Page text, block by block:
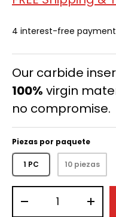
4 interest-free
Our carbide
100% virgin
no compromise.
Piezas por paquete
1 PC 10 piezas
+